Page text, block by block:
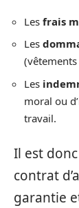
Les frais
Les
Les
moral ou
travail.
Il est
contrat
garantie